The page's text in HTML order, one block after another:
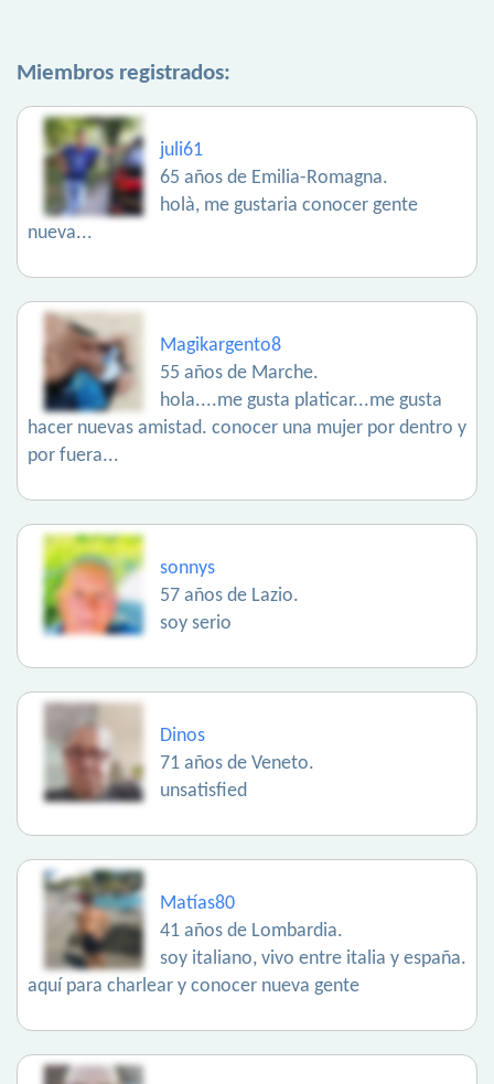
Miembros registrados:
juli61
65 años de Emilia-Romagna.
holà, me gustaria conocer gente
nueva...
Magikargento8
55 años de Marche.
hola....me gusta platicar...me gusta
hacer nuevas amistad. conocer una mujer por dentro y
por fuera...
sonnys
57 años de Lazio.
soy serio
Dinos
71 años de Veneto.
unsatisfied
Matías80
41 años de Lombardia.
soy italiano, vivo entre italia y españa.
aquí para charlear y conocer nueva gente